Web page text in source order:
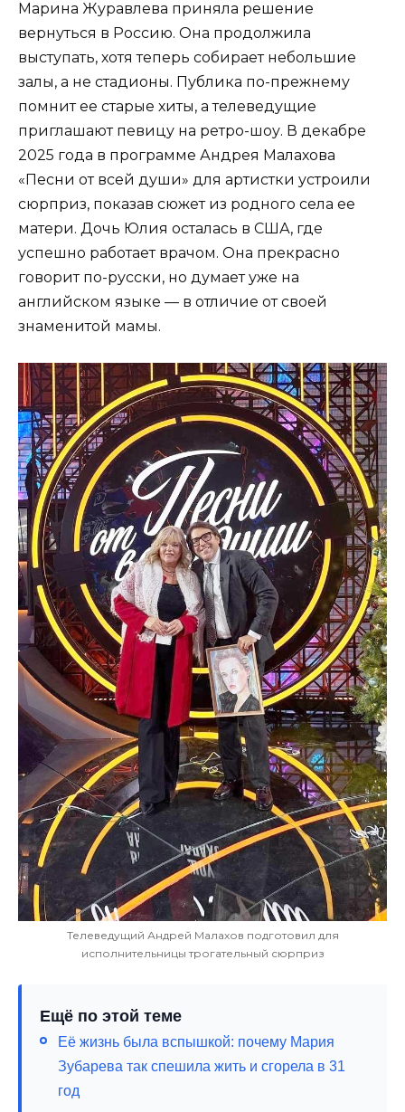
Марина Журавлева приняла решение
вернуться в Россию. Она продолжила
выступать, хотя теперь собирает небольшие
залы, а не стадионы. Публика по-прежнему
помнит ее старые хиты, а телеведущие
приглашают певицу на ретро-шоу. В декабре
2025 года в программе Андрея Малахова
«Песни от всей души» для артистки устроили
сюрприз, показав сюжет из родного села ее
матери. Дочь Юлия осталась в США, где
успешно работает врачом. Она прекрасно
говорит по-русски, но думает уже на
английском языке — в отличие от своей
знаменитой мамы.
Телеведущий Андрей Малахов подготовил для
исполнительницы трогательный сюрприз
Ещё по этой теме
Её жизнь была вспышкой: почему Мария
Зубарева так спешила жить и сгорела в 31
год